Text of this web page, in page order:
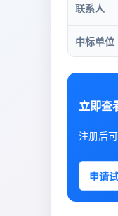
联系人
中标单位
立即查
注册后
申请